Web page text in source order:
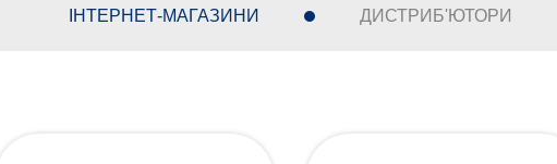
ІНТЕРНЕТ-МАГАЗИНИ ДИСТРИБ'ЮТОРИ